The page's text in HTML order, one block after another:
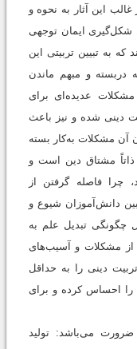
این آثار به نحوه و
شکل‌گیری ایمان توجهی
به تبیین تربیتی این
دربسته و مبهم ماندن
مشکلات عدیده‌ای برای
دینی شده و نیز باعث
مشکلات به‌کار بسته
ذاتاً مشتاق دین است و
چرا فاصله گرفتن از
دانش‌آموزان شیوع و
چگونگی تبدیل علم به
از مشکلات و آسیب‌های
دینی را به حداقل
احساس کرده و برای
می‌باشد: تولید